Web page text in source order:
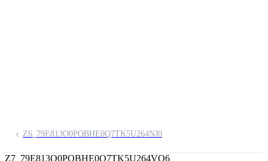
Z6_79E813O0POBHE0Q7TK5U264NJ0
Z7_79E813O0POBHE0Q7TK5U264VQ6